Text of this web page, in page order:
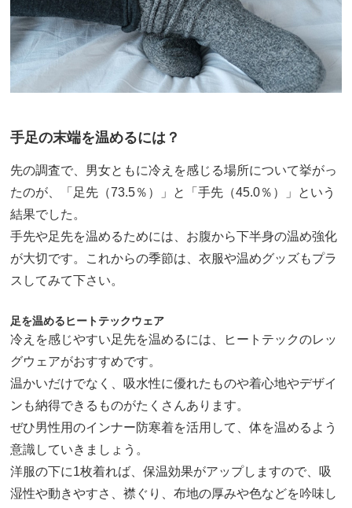
手足の末端を温めるには？
先の調査で、男女ともに冷えを感じる場所について挙がっ
たのが、「足先（73.5％）」と「手先（45.0％）」という
結果でした。
手先や足先を温めるためには、お腹から下半身の温め強化
が大切です。これからの季節は、衣服や温めグッズもプラ
スしてみて下さい。
足を温めるヒートテックウェア
冷えを感じやすい足先を温めるには、ヒートテックのレッ
グウェアがおすすめです。
温かいだけでなく、吸水性に優れたものや着心地やデザイ
ンも納得できるものがたくさんあります。
ぜひ男性用のインナー防寒着を活用して、体を温めるよう
意識していきましょう。
洋服の下に1枚着れば、保温効果がアップしますので、吸
湿性や動きやすさ、襟ぐり、布地の厚みや色などを吟味し